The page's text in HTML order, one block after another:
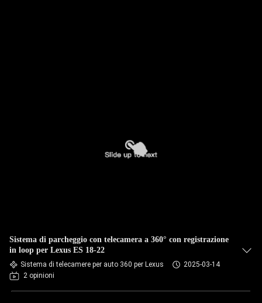
Sistema di parcheggio con telecamera a 360° con registrazione
in loop per Lexus ES 18-22
Sistema di telecamere per auto 360 per Lexus
2025-03-14
2 opinioni